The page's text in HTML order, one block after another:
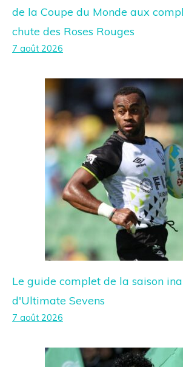
de la Coupe du Monde aux
chute des Roses Rouges
7 août 2026
Le guide complet de la saison
d'Ultimate Sevens
7 août 2026